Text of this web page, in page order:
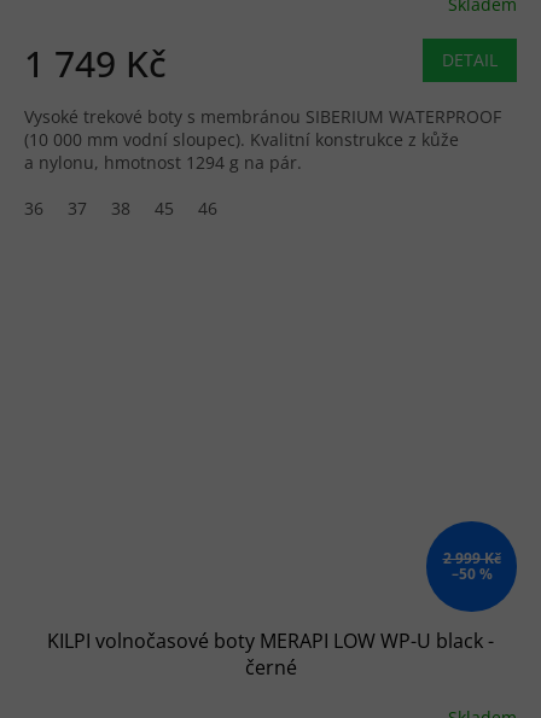
1 749 Kč DETAIL
Vysoké trekové boty s membránou SIBERIUM WATERPROOF
(10 000 mm vodní sloupec). Kvalitní konstrukce z kůže
a nylonu, hmotnost 1294 g na pár.
36
37 38 45 46
2 999 Kč
–50 %
KILPI volnočasové boty MERAPI LOW WP-U black -
černé